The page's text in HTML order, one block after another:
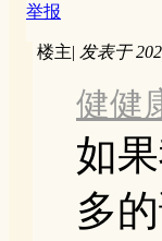
举报
楼主| 发表于
健健
如
多